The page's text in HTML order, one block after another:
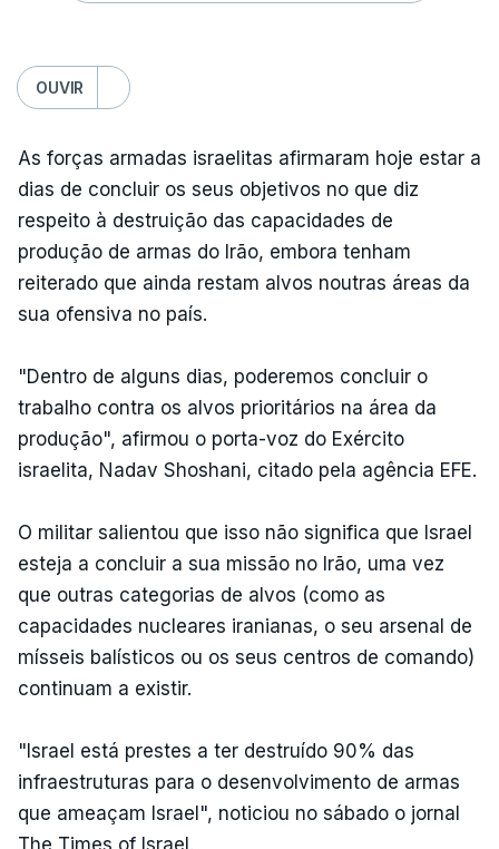
OUVIR
As forças armadas israelitas afirmaram hoje estar a
dias de concluir os seus objetivos no que diz
respeito à destruição das capacidades de
produção de armas do Irão, embora tenham
reiterado que ainda restam alvos noutras áreas da
sua ofensiva no país.
"Dentro de alguns dias, poderemos concluir o
trabalho contra os alvos prioritários na área da
produção", afirmou o porta-voz do Exército
israelita, Nadav Shoshani, citado pela agência EFE.
O militar salientou que isso não significa que Israel
esteja a concluir a sua missão no Irão, uma vez
que outras categorias de alvos (como as
capacidades nucleares iranianas, o seu arsenal de
mísseis balísticos ou os seus centros de comando)
continuam a existir.
"Israel está prestes a ter destruído 90% das
infraestruturas para o desenvolvimento de armas
que ameaçam Israel", noticiou no sábado o jornal
The Times of Israel.